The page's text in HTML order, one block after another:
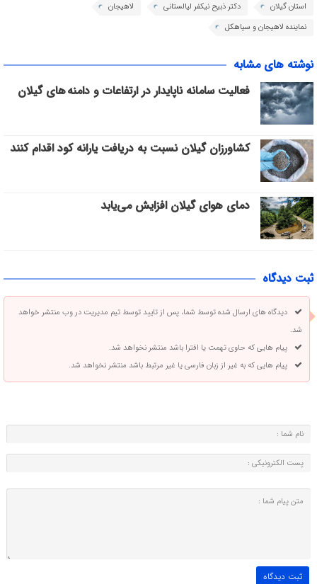
استان گیلان دکتر ذبیح نیکفر لیالستانی
لاهیجان
نماینده لاهیجان و سیاهکل
نوشته های مشابه
فعالیت سامانه ناپایدار در ارتفاعات و دامنه های گیلان
کشاورزان گیلان نسبت به دریافت یارانه کود اقدام کنند
دمای هوای گیلان افزایش می‌یابد
ثبت دیدگاه
دیدگاه های ارسال شده توسط شما، پس از تایید توسط تیم مدیریت در وب منتشر خواهد
شد.
پیام هایی که حاوی تهمت یا افترا باشد منتشر نخواهد شد.
پیام هایی که به غیر از زبان فارسی یا غیر مرتبط باشد منتشر نخواهد شد.